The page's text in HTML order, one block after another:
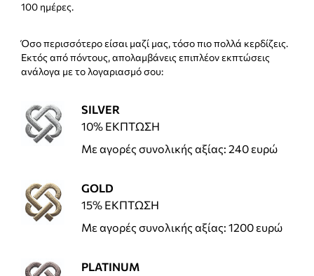
100 ημέρες.
Όσο περισσότερο είσαι μαζί μας, τόσο πιο πολλά κερδίζεις.
Εκτός από πόντους, απολαμβάνεις επιπλέον εκπτώσεις
ανάλογα με το λογαριασμό σου:
SILVER
10% ΕΚΠΤΩΣΗ
Με αγορές συνολικής αξίας: 240 ευρώ
GOLD
15% ΕΚΠΤΩΣΗ
Με αγορές συνολικής αξίας: 1200 ευρώ
PLATINUM